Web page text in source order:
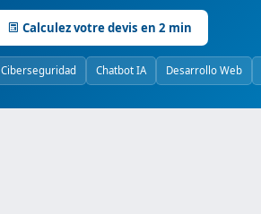
Calculez votre devis en 2 min
Ciberseguridad Chatbot IA Desarrollo Web